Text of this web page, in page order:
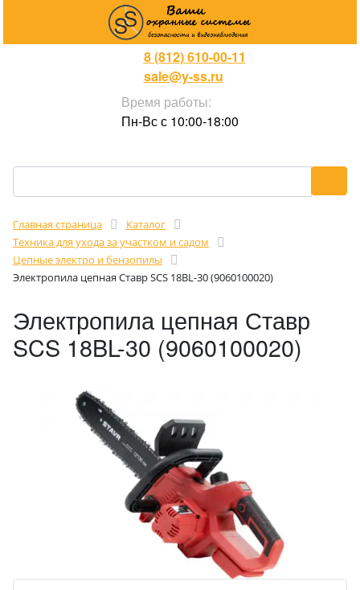
8 (812) 610-00-11
sale@y-ss.ru
Время работы:
Пн-Вс с 10:00-18:00
Главная страница
Каталог
Техника для ухода за участком и садом
Цепные электро и бензопилы
Электропила цепная Ставр SCS 18BL-30 (9060100020)
Электропила цепная Ставр
SCS 18BL-30 (9060100020)